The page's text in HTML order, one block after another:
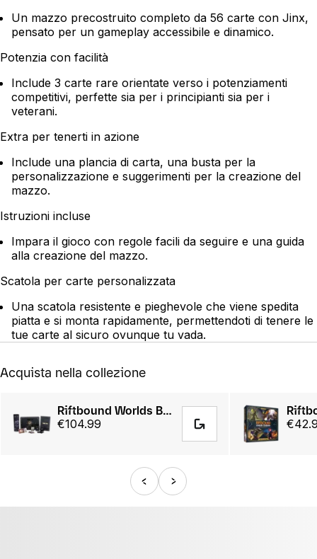
Un mazzo precostruito completo da 56 carte con Jinx,
pensato per un gameplay accessibile e dinamico.
Potenzia con facilità
Include 3 carte rare orientate verso i potenziamenti
competitivi, perfette sia per i principianti sia per i
veterani.
Extra per tenerti in azione
Include una plancia di carta, una busta per la
personalizzazione e suggerimenti per la creazione del
mazzo.
Istruzioni incluse
Impara il gioco con regole facili da seguire e una guida
alla creazione del mazzo.
Scatola per carte personalizzata
Una scatola resistente e pieghevole che viene spedita
piatta e si monta rapidamente, permettendoti di tenere le
tue carte al sicuro ovunque tu vada.
Acquista nella collezione
Riftbound Worlds Bundle 2025
€104.99